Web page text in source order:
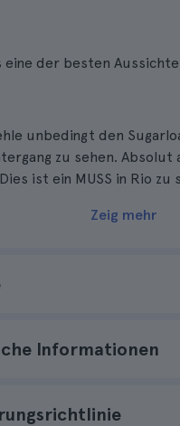
eine der besten
unbedingt den
zu sehen.
ist ein MUSS in Rio zu
Zeig mehr
Informationen